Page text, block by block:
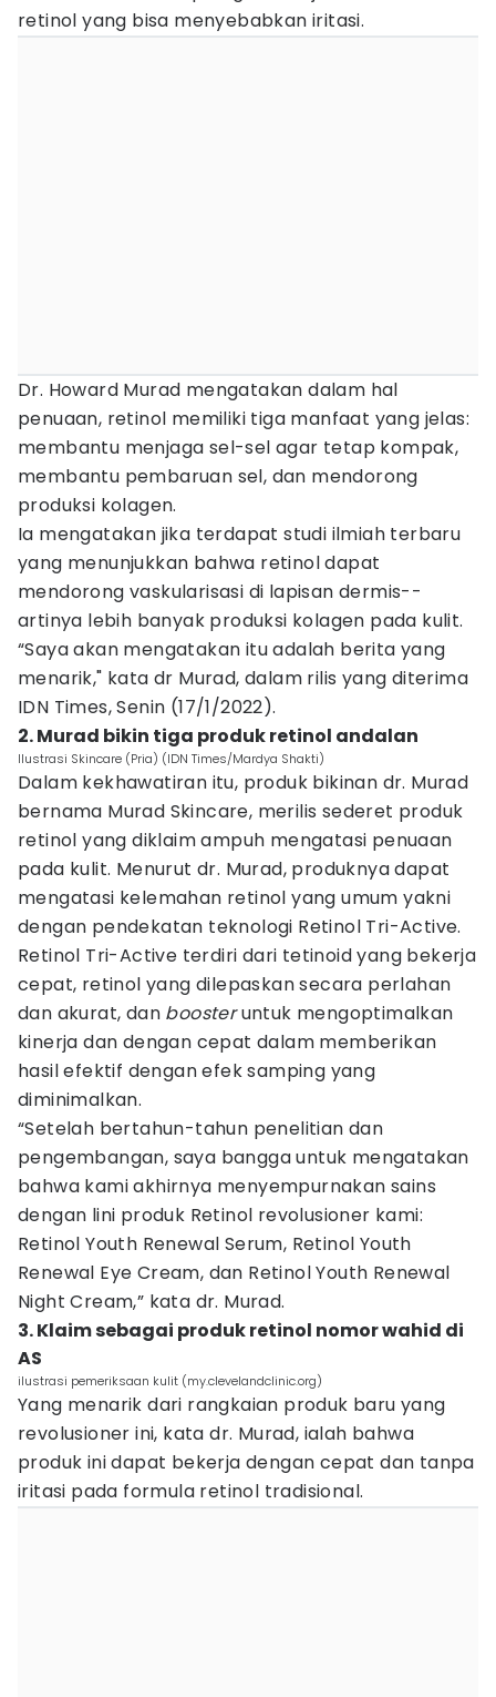
retinol yang bisa menyebabkan iritasi.
Dr. Howard Murad mengatakan dalam hal
penuaan, retinol memiliki tiga manfaat yang jelas:
membantu menjaga sel-sel agar tetap kompak,
membantu pembaruan sel, dan mendorong
produksi kolagen.
Ia mengatakan jika terdapat studi ilmiah terbaru
yang menunjukkan bahwa retinol dapat
mendorong vaskularisasi di lapisan dermis--
artinya lebih banyak produksi kolagen pada kulit.
“Saya akan mengatakan itu adalah berita yang
menarik," kata dr Murad, dalam rilis yang diterima
IDN Times, Senin (17/1/2022).
2. Murad bikin tiga produk retinol andalan
Ilustrasi Skincare (Pria) (IDN Times/Mardya Shakti)
Dalam kekhawatiran itu, produk bikinan dr. Murad
bernama Murad Skincare, merilis sederet produk
retinol yang diklaim ampuh mengatasi penuaan
pada kulit. Menurut dr. Murad, produknya dapat
mengatasi kelemahan retinol yang umum yakni
dengan pendekatan teknologi Retinol Tri-Active.
Retinol Tri-Active terdiri dari tetinoid yang bekerja
cepat, retinol yang dilepaskan secara perlahan
dan akurat, dan boosteruntuk mengoptimalkan
kinerja dan dengan cepat dalam memberikan
hasil efektif dengan efek samping yang
diminimalkan.
“Setelah bertahun-tahun penelitian dan
pengembangan, saya bangga untuk mengatakan
bahwa kami akhirnya menyempurnakan sains
dengan lini produk Retinol revolusioner kami:
Retinol Youth Renewal Serum, Retinol Youth
Renewal Eye Cream, dan Retinol Youth Renewal
Night Cream,” kata dr. Murad.
3. Klaim sebagai produk retinol nomor wahid di
AS
ilustrasi pemeriksaan kulit (my.clevelandclinic.org)
Yang menarik dari rangkaian produk baru yang
revolusioner ini, kata dr. Murad, ialah bahwa
produk ini dapat bekerja dengan cepat dan tanpa
iritasi pada formula retinol tradisional.